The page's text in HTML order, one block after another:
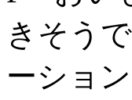
きそう
ーショ